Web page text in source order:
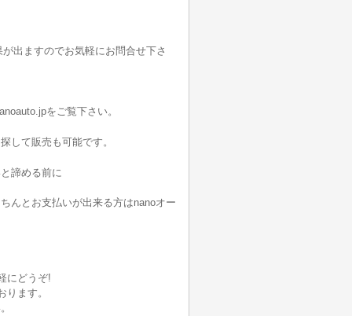
出ますのでお気軽にお問合せ下さ
をご覧下さい。
して販売も可能です。
諦める前に
んとお支払いが出来る方はnanoオー
にどうぞ!
ます。